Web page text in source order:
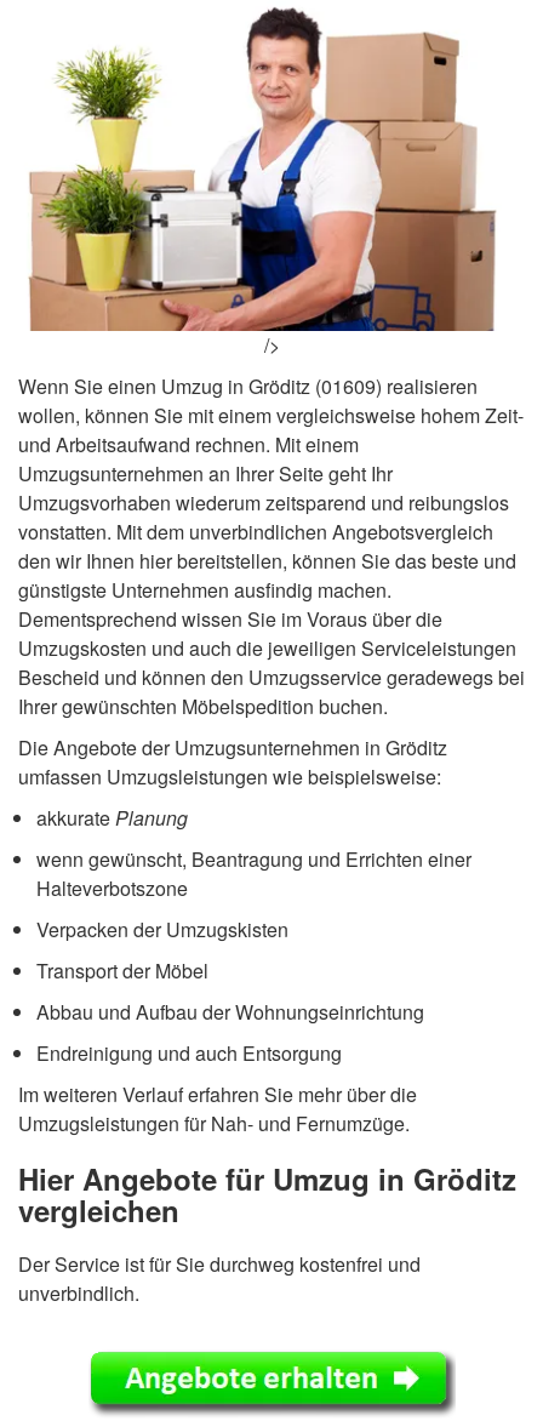
/>
Wenn Sie einen Umzug in Gröditz (01609) realisieren
wollen, können Sie mit einem vergleichsweise hohem Zeit-
und Arbeitsaufwand rechnen. Mit einem
Umzugsunternehmen an Ihrer Seite geht Ihr
Umzugsvorhaben wiederum zeitsparend und reibungslos
vonstatten. Mit dem unverbindlichen Angebotsvergleich
den wir Ihnen hier bereitstellen, können Sie das beste und
günstigste Unternehmen ausfindig machen.
Dementsprechend wissen Sie im Voraus über die
Umzugskosten und auch die jeweiligen Serviceleistungen
Bescheid und können den Umzugsservice geradewegs bei
Ihrer gewünschten Möbelspedition buchen.
Die Angebote der Umzugsunternehmen in Gröditz
umfassen Umzugsleistungen wie beispielsweise:
akkuratePlanung
wenn gewünscht, Beantragung und Errichten einer
Halteverbotszone
Verpacken der Umzugskisten
Transport der Möbel
Abbau und Aufbau der Wohnungseinrichtung
Endreinigung und auch Entsorgung
Im weiteren Verlauf erfahren Sie mehr über die
Umzugsleistungen für Nah- und Fernumzüge.
Hier Angebote für Umzug in Gröditz
vergleichen
Der Service ist für Sie durchweg kostenfrei und
unverbindlich.